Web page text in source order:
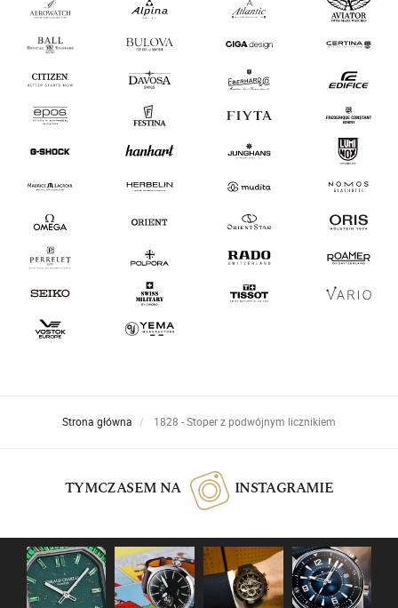
Strona główna 1828 - Stoper z podwójnym licznikiem
TYMCZASEM NA INSTAGRAMIE